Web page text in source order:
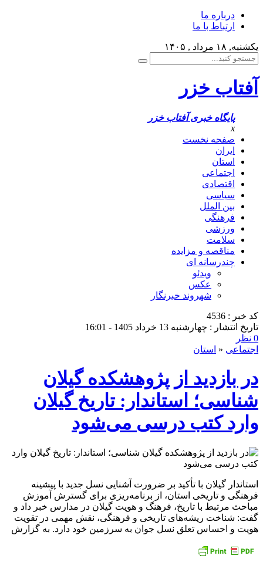
درباره ما
ارتباط با ما
یکشنبه, ۱۸ مرداد , ۱۴۰۵
آفتاب خزر
پایگاه خبری آفتاب خزر
x
صفحه نخست
ایران
استان
اجتماعی
اقتصادی
سیاسی
بین الملل
فرهنگی
ورزشی
سلامت
مناقصه و مزایده
چندرسانه ای
ویدئو
عکس
شهروند خبرنگار
کد خبر : 4536
تاریخ انتشار : چهارشنبه 13 خرداد 1405 - 16:01
0 نظر
اجتماعی « استان
در بازدید از پژوهشکده گیلان
شناسی؛ استاندار: تاریخ گیلان
وارد کتب درسی می‌شود
استاندار گیلان با تأکید بر ضرورت آشنایی نسل جدید با پیشینه
فرهنگی و تاریخی استان، از برنامه‌ریزی برای گسترش آموزش
مباحث مرتبط با تاریخ، فرهنگ و هویت گیلان در مدارس خبر داد و
گفت: شناخت ریشه‌های تاریخی و فرهنگی، نقش مهمی در تقویت
هویت و احساس تعلق نسل جوان به سرزمین خود دارد. به گزارش